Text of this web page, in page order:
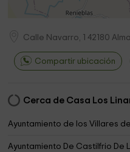
Calle Navarro, 1 42180
Compartir ubicación
Cerca de Casa Los
Ayuntamiento de los Villares
Ayuntamiento De Castilfrio De